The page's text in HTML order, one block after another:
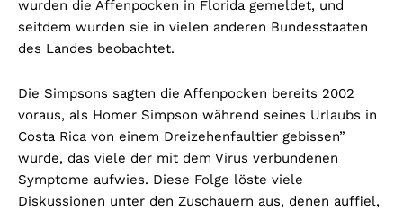
wurden die Affenpocken in Florida gemeldet, und
seitdem wurden sie in vielen anderen Bundesstaaten
des Landes beobachtet.
Die Simpsons sagten die Affenpocken bereits 2002
voraus, als Homer Simpson während seines Urlaubs in
Costa Rica von einem Dreizehenfaultier gebissen”
wurde, das viele der mit dem Virus verbundenen
Symptome aufwies. Diese Folge löste viele
Diskussionen unter den Zuschauern aus, denen auffiel,